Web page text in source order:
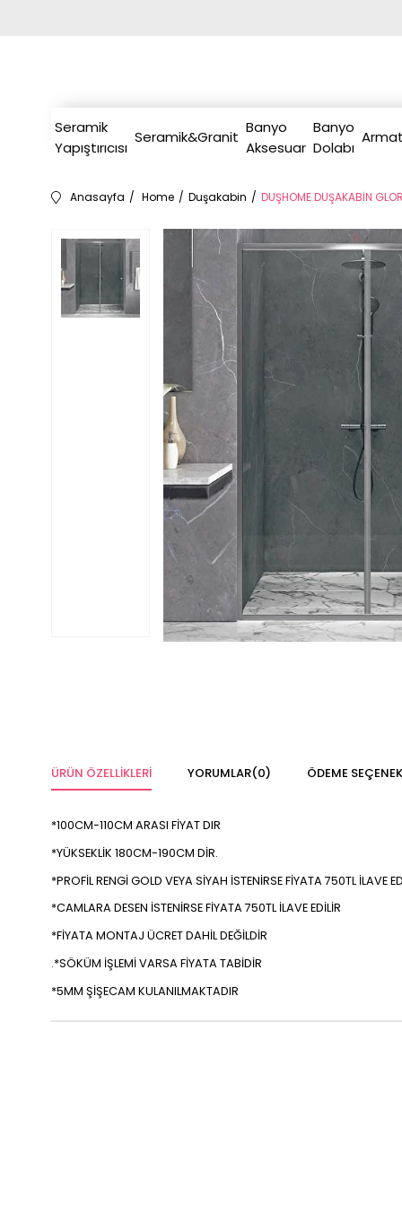
Seramik
Yapıştırıcısı
Seramik&Granit
Banyo
Aksesuar
Banyo
Dolabı
Anasayfa Home Duşakabin DUŞHOME DUŞAKABİN
ÜRÜN ÖZELLIKLERI YORUMLAR(0) ÖDEME
*100CM-110CM ARASI FİYAT DIR
*YÜKSEKLİK 180CM-190CM DİR.
*PROFİL RENGİ GOLD VEYA SİYAH İSTENİRSE FİYATA 750TL İLAVE
*CAMLARA DESEN İSTENİRSE FİYATA 750TL İLAVE EDİLİR
*FİYATA MONTAJ ÜCRET DAHİL DEĞİLDİR
.*SÖKÜM İŞLEMİ VARSA FİYATA TABİDİR
*5MM ŞİŞECAM KULANILMAKTADIR